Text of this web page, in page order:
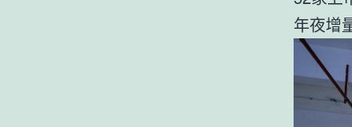
年夜增